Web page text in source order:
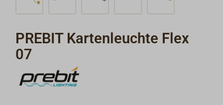
PREBIT Kartenleuchte Flex
07